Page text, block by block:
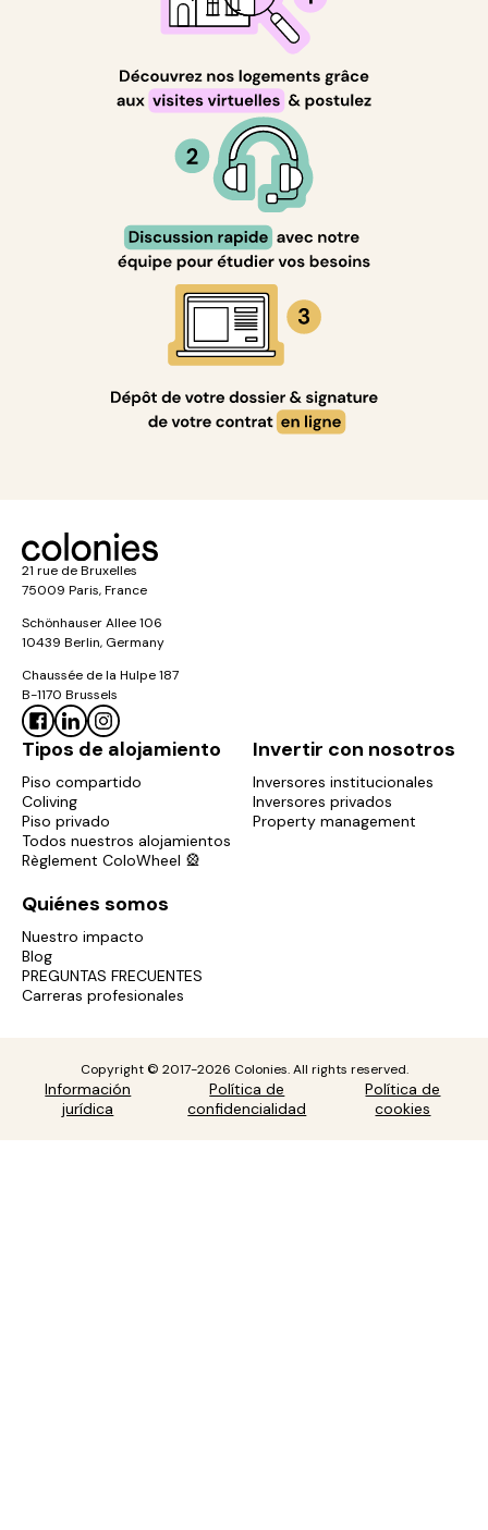
21 rue de Bruxelles
75009 Paris, France
Schönhauser Allee 106
10439 Berlin, Germany
Chaussée de la Hulpe 187
B-1170 Brussels
Tipos de alojamiento
Piso compartido
Coliving
Piso privado
Todos nuestros alojamientos
Règlement ColoWheel 🎡
Invertir con nosotros
Inversores institucionales
Inversores privados
Property management
Quiénes somos
Nuestro impacto
Blog
PREGUNTAS FRECUENTES
Carreras profesionales
Copyright © 2017-2026 Colonies. All rights reserved.
Información
jurídica
Política de
confidencialidad
Política de
cookies